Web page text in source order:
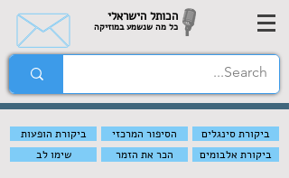
הכותל הישראלי
כל מה שנשמע במוזיקה
ביקורת הופעות הסיפור המרכזי
ביקורת סינגלים
שימו לב
הכר את הזמר ביקורת אלבומים